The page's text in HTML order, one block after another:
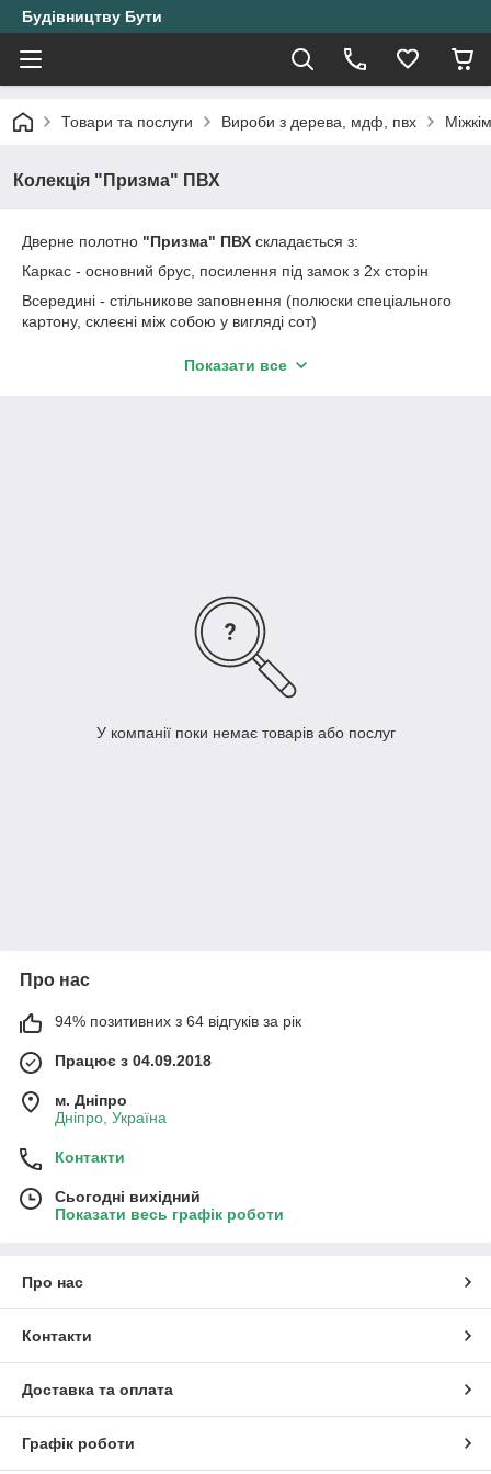
Будівництву Бути
Товари та послуги Вироби з дерева, мдф, пвх
Колекція "Призма" ПВХ
Дверне полотно "Призма" ПВХ складається з:
Каркас - основний брус, посилення під замок з 2х сторін
Всередині - стільникове заповнення (полюски спеціального
картону, склеєні між собою у вигляді сот)
"Сlassique" (Румунія) ламинированнная плівкою ПВХ з
Показати все
У компанії поки немає товарів або послуг
Про нас
94% позитивних з 64 відгуків за рік
Працює з 04.09.2018
м. Дніпро
Дніпро, Україна
Контакти
Сьогодні вихідний
Показати весь графік роботи
Про нас
Контакти
Доставка та оплата
Графік роботи